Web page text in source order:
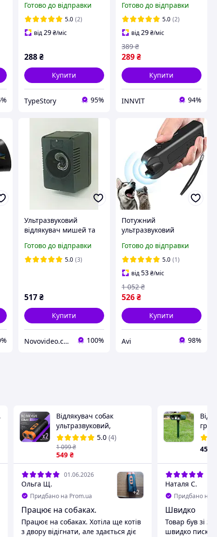
Super Dog Chaser
Готово до відправки
5.0 (2)
від29 ₴/міс
288 ₴
Купити
TypeStory 95%
ZF853E/5039 Super з
ліхтарем,
ультразвуковий
відлякувач 0744
Готово до відправки
5.0 (2)
від29₴/міс
289₴
389 ₴
Купити
INNVIT 94%
Ультразвуковий
відлякувач мишей та
Ультракот на 150 кв.м.
Готово до відправки
5.0 (3)
517 ₴
Купити
Novovideo.com.ua 100%
Потужний
ультразвуковий
Відлякувач собак у
машину, AVI
Готово до відправки
5.0 (1)
від53₴/міс
526₴
1 052 ₴
Купити
Avi 98%
Відлякувач собак
ультразвуковий,
потужний, пристрій для
дресирування, ультразвук
для собак та тварин,
акумуляторний, XY-500
5.0 (4)
549 ₴
1 099₴
01.06.2026
Ольга Щ.
Придбано на Prom.ua +2
Працює на собаках.
Працює на собаках. Хотіла ще котів
з двору відігнати, але здається діє
455
Наталя С.
Придбано на
Швидко
Товар був зі
швидко писк є